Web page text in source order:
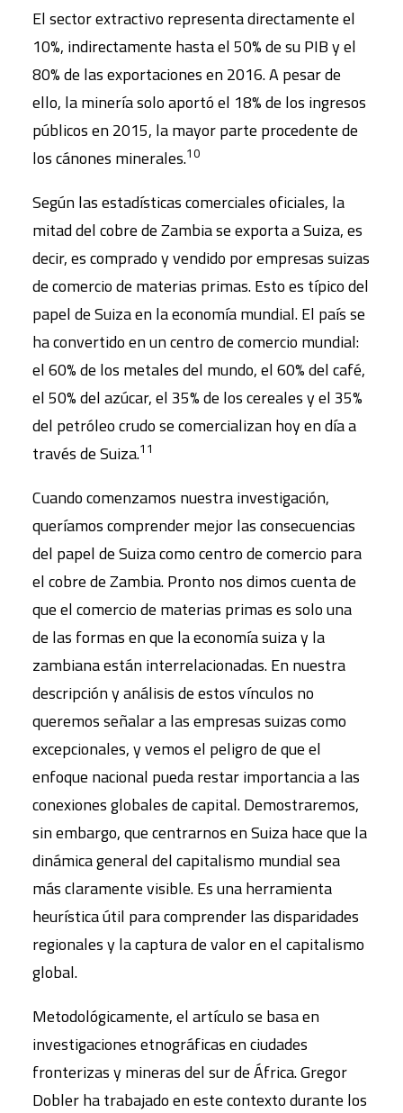
El sector extractivo representa directamente el
10%, indirectamente hasta el 50% de su PIB y el
80% de las exportaciones en 2016. A pesar de
ello, la minería solo aportó el 18% de los ingresos
públicos en 2015, la mayor parte procedente de
los cánones minerales.10
Según las estadísticas comerciales oficiales, la
mitad del cobre de Zambia se exporta a Suiza, es
decir, es comprado y vendido por empresas suizas
de comercio de materias primas. Esto es típico del
papel de Suiza en la economía mundial. El país se
ha convertido en un centro de comercio mundial:
el 60% de los metales del mundo, el 60% del café,
el 50% del azúcar, el 35% de los cereales y el 35%
del petróleo crudo se comercializan hoy en día a
través de Suiza.11
Cuando comenzamos nuestra investigación,
queríamos comprender mejor las consecuencias
del papel de Suiza como centro de comercio para
el cobre de Zambia. Pronto nos dimos cuenta de
que el comercio de materias primas es solo una
de las formas en que la economía suiza y la
zambiana están interrelacionadas. En nuestra
descripción y análisis de estos vínculos no
queremos señalar a las empresas suizas como
excepcionales, y vemos el peligro de que el
enfoque nacional pueda restar importancia a las
conexiones globales de capital. Demostraremos,
sin embargo, que centrarnos en Suiza hace que la
dinámica general del capitalismo mundial sea
más claramente visible. Es una herramienta
heurística útil para comprender las disparidades
regionales y la captura de valor en el capitalismo
global.
Metodológicamente, el artículo se basa en
investigaciones etnográficas en ciudades
fronterizas y mineras del sur de África. Gregor
Dobler ha trabajado en este contexto durante los